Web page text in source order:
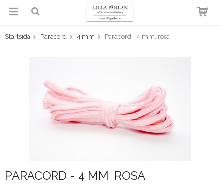
Produkten har blivit tillagd i
varukorgen
Startsida Paracord 4 mm Paracord - 4 mm, rosa
PARACORD - 4 MM, ROSA